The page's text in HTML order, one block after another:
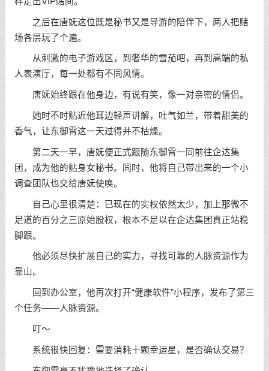
之后在唐妩这位既是秘书又是导游的陪伴下，两人把赌
场各层玩了个遍。
从刺激的电子游戏区，到奢华的雪茄吧，再到高端的私
人表演厅，每一处都有不同风情。
唐妩始终跟在他身边，有说有笑，像一对亲密的情侣。
她时不时贴近他耳边轻声讲解，吐气如兰，带着甜美的
香气，让东御霄这一天过得并不枯燥。
第二天一早，唐妩便正式跟随东御霄一同前往企达集
团，成为他的贴身女秘书。同时，他将自己带出来的一个小
调查团队也交给唐妩使唤。
自己心里很清楚：已现在的实权依然太少，加上那微不
足道的百分之三原始股权，根本不足以在企达集团真正站稳
脚跟。
他必须尽快扩展自己的实力，寻找可靠的人脉资源作为
靠山。
回到办公室，他再次打开“健康软件”小程序，发布了第三
个任务——人脉资源。
叮～
系统很快回复：需要消耗十颗幸运星，是否确认交易？